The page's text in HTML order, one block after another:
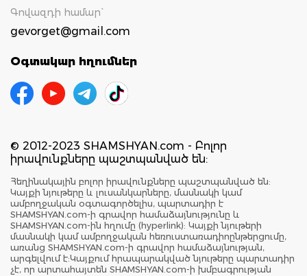
Գովազդի համար`
gevorget@gmail.com
Օգտակար հղումներ
© 2012-2023 SHAMSHYAN.com - Բոլոր
իրավունքները պաշտպանված են:
Հեղինակային բոլոր իրավունքները պաշտպանված են:
Կայքի նյութերը և լուսանկարները, մասնակի կամ
ամբողջական օգտագործելիս, պարտադիր է
SHAMSHYAN.com-ի գրավոր համաձայնությունը և
SHAMSHYAN.com-ին հղումը (hyperlink): Կայքի նյութերի
մասնակի կամ ամբողջական հեռուստառադիոընթերցումը,
առանց SHAMSHYAN.com-ի գրավոր համաձայնության,
արգելվում է:Կայքում հրապարակված նյութերը պարտադիր
չէ, որ արտահայտեն SHAMSHYAN.com-ի խմբագրության